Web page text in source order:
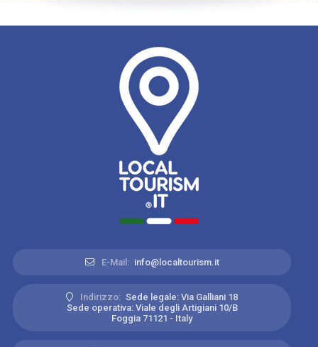
E-Mail: info@localtourism.it
Indirizzo: Sede legale: Via Galliani 18
Sede operativa: Viale degli Artigiani 10/B
Foggia 71121 - Italy